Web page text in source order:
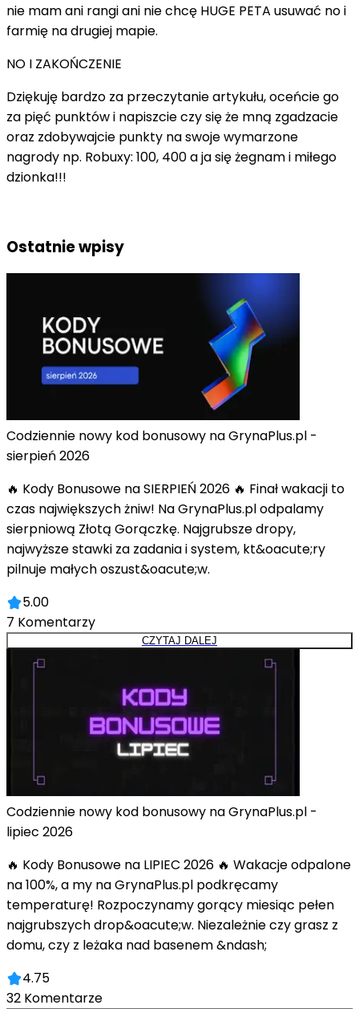
nie mam ani rangi ani nie chcę HUGE PETA usuwać no i
farmię na drugiej mapie.
NO I ZAKOŃCZENIE
Dziękuję bardzo za przeczytanie artykułu, oceńcie go
za pięć punktów i napiszcie czy się że mną zgadzacie
oraz zdobywajcie punkty na swoje wymarzone
nagrody np. Robuxy: 100, 400 a ja się żegnam i miłego
dzionka!!!
Ostatnie wpisy
Codziennie nowy kod bonusowy na GrynaPlus.pl -
sierpień 2026
🔥 Kody Bonusowe na SIERPIEŃ 2026 🔥 Finał wakacji to
czas największych żniw! Na GrynaPlus.pl odpalamy
sierpniową Złotą Gorączkę. Najgrubsze dropy,
najwyższe stawki za zadania i system, kt&oacute;ry
pilnuje małych oszust&oacute;w.
5.00
7 Komentarzy
CZYTAJ DALEJ
Codziennie nowy kod bonusowy na GrynaPlus.pl -
lipiec 2026
🔥 Kody Bonusowe na LIPIEC 2026 🔥 Wakacje odpalone
na 100%, a my na GrynaPlus.pl podkręcamy
temperaturę! Rozpoczynamy gorący miesiąc pełen
najgrubszych drop&oacute;w. Niezależnie czy grasz z
domu, czy z leżaka nad basenem &ndash;
4.75
32 Komentarze